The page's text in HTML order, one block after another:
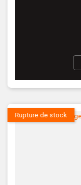
Rupture de stock